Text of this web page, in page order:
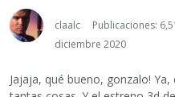
claalc
Publicaciones:
diciembre 2020
Jajaja, qué bueno, gonzalo!